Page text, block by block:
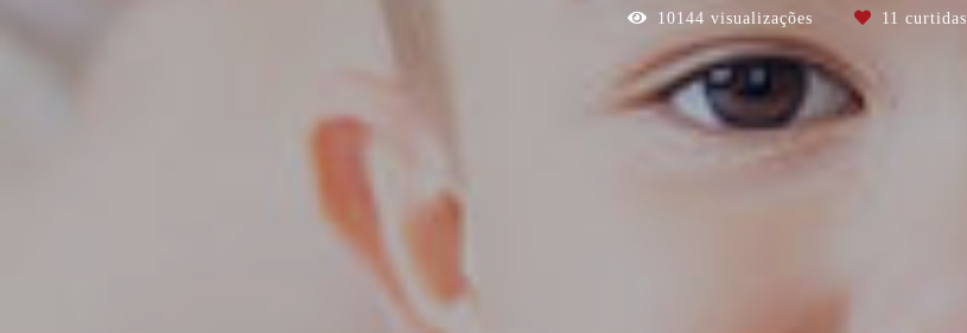
10144 visualizações 11 curtidas